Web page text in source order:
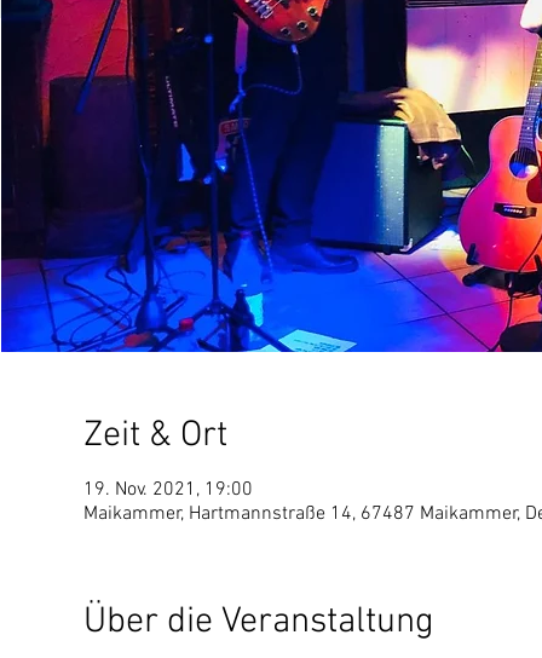
Zeit & Ort
19. Nov. 2021, 19:00
Maikammer, Hartmannstraße 14, 67487 Maikammer,
Über die Veranstaltung